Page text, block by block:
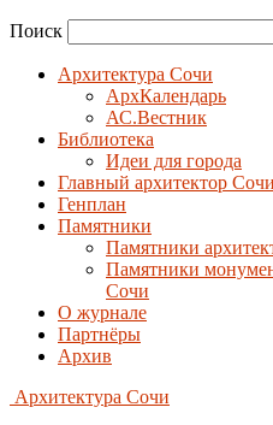
Поиск
Архитектура Сочи
АрхКалендарь
АС.Вестник
Библиотека
Идеи для города
Главный архитектор Сочи
Генплан
Памятники
Памятники
Памятники
Сочи
О журнале
Партнёры
Архив
Архитектура Сочи